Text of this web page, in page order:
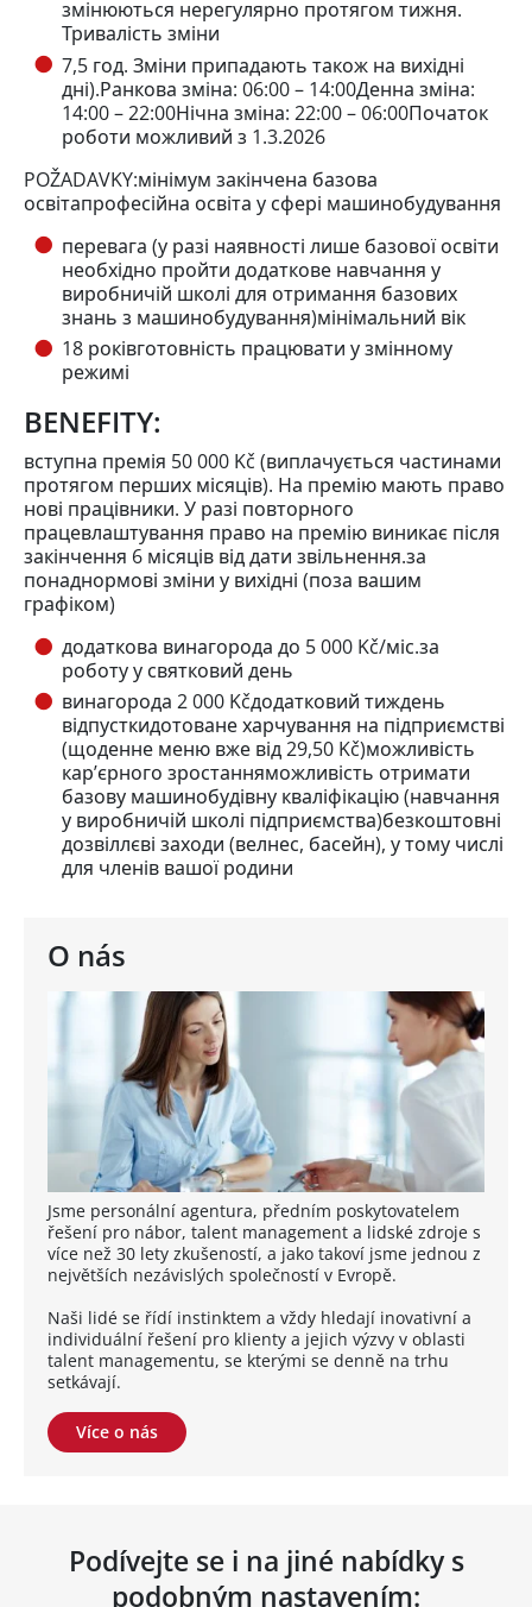
O nás
Jsme personální agentura, předním poskytovatelem
řešení pro nábor, talent management a lidské zdroje s
více než 30 lety zkušeností, a jako takoví jsme jednou z
největších nezávislých společností v Evropě.
Naši lidé se řídí instinktem a vždy hledají inovativní a
individuální řešení pro klienty a jejich výzvy v oblasti
talent managementu, se kterými se denně na trhu
setkávají.
Více o nás
змінюються нерегулярно протягом тижня.
Тривалість зміни
7,5 год. Зміни припадають також на вихідні
дні).Ранкова зміна: 06:00 – 14:00Денна зміна:
14:00 – 22:00Нічна зміна: 22:00 – 06:00Початок
роботи можливий з 1.3.2026
POŽADAVKY:мінімум закінчена базова
освітапрофесійна освіта у сфері машинобудування
перевага (у разі наявності лише базової освіти
необхідно пройти додаткове навчання у
виробничій школі для отримання базових
знань з машинобудування)мінімальний вік
18 роківготовність працювати у змінному
режимі
BENEFITY:
вступна премія 50 000 Kč (виплачується частинами
протягом перших місяців). На премію мають право
нові працівники. У разі повторного
працевлаштування право на премію виникає після
закінчення 6 місяців від дати звільнення.за
понаднормові зміни у вихідні (поза вашим
графіком)
додаткова винагорода до 5 000 Kč/міс.за
роботу у святковий день
винагорода 2 000 Kčдодатковий тиждень
відпусткидотоване харчування на підприємстві
(щоденне меню вже від 29,50 Kč)можливість
кар’єрного зростанняможливість отримати
базову машинобудівну кваліфікацію (навчання
у виробничій школі підприємства)безкоштовні
дозвіллєві заходи (велнес, басейн), у тому числі
для членів вашої родини
Podívejte se i na jiné nabídky s
podobným nastavením: